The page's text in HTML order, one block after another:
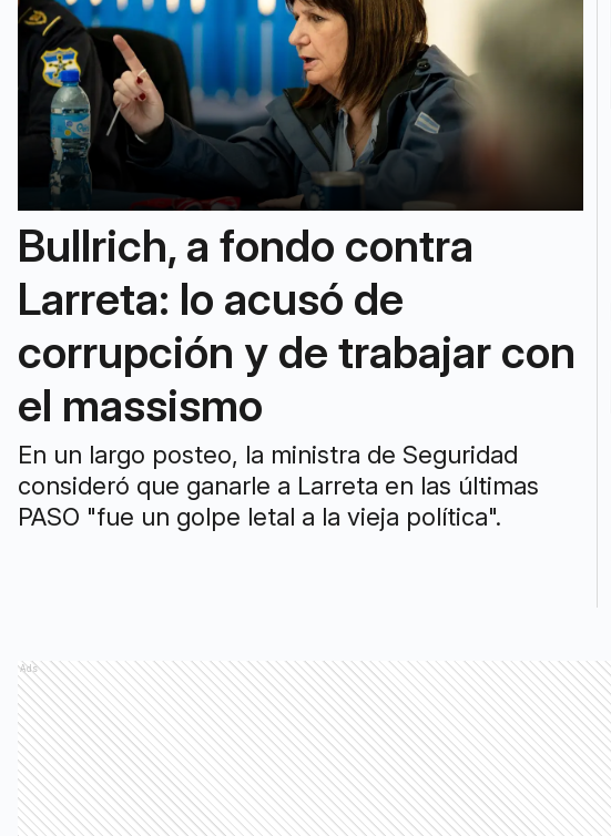
Bullrich, a fondo contra
Larreta: lo acusó de
corrupción y de trabajar con
el massismo
En un largo posteo, la ministra de Seguridad
consideró que ganarle a Larreta en las últimas
PASO "fue un golpe letal a la vieja política".
Ads